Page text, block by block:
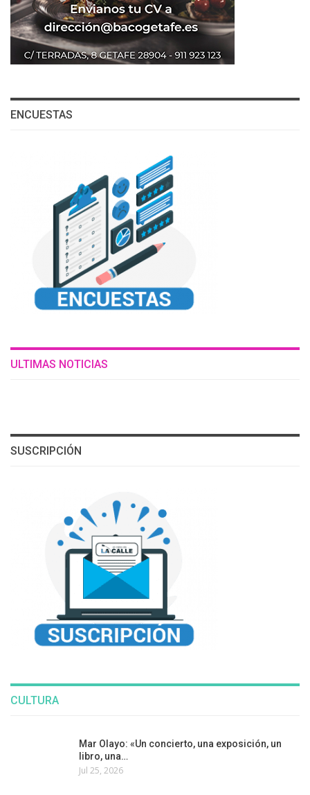
ENCUESTAS
ULTIMAS NOTICIAS
SUSCRIPCIÓN
CULTURA
Mar Olayo: «Un concierto, una exposición, un
libro, una…
Jul 25, 2026